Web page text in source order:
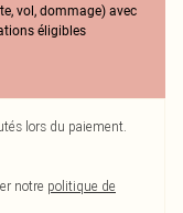
vol, dommage) avec
éligibles
lors du paiement.
notre politique de